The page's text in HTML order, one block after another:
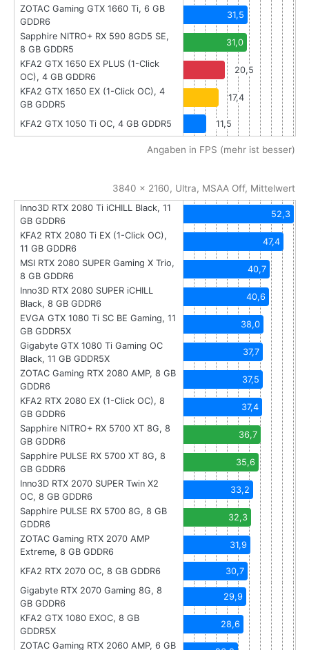
ZOTAC Gaming GTX 1660 Ti, 6 GB
GDDR6
31,5
Sapphire NITRO+ RX 590 8GD5 SE,
8 GB GDDR5
31,0
KFA2 GTX 1650 EX PLUS (1-Click
OC), 4 GB GDDR6
20,5
KFA2 GTX 1650 EX (1-Click OC), 4
GB GDDR5
17,4
KFA2 GTX 1050 Ti OC, 4 GB GDDR5 11,5
Angaben in FPS (mehr ist besser)
3840 x 2160, Ultra, MSAA Off, Mittelwert
Inno3D RTX 2080 Ti iCHILL Black, 11
GB GDDR6
52,3
KFA2 RTX 2080 Ti EX (1-Click OC),
11 GB GDDR6
47,4
MSI RTX 2080 SUPER Gaming X Trio,
8 GB GDDR6
40,7
Inno3D RTX 2080 SUPER iCHILL
Black, 8 GB GDDR6
40,6
EVGA GTX 1080 Ti SC BE Gaming, 11
GB GDDR5X
38,0
Gigabyte GTX 1080 Ti Gaming OC
Black, 11 GB GDDR5X
37,7
ZOTAC Gaming RTX 2080 AMP, 8 GB
GDDR6
37,5
KFA2 RTX 2080 EX (1-Click OC), 8
GB GDDR6
37,4
Sapphire NITRO+ RX 5700 XT 8G, 8
GB GDDR6
36,7
Sapphire PULSE RX 5700 XT 8G, 8
GB GDDR6
35,6
Inno3D RTX 2070 SUPER Twin X2
OC, 8 GB GDDR6
33,2
Sapphire PULSE RX 5700 8G, 8 GB
GDDR6
32,3
ZOTAC Gaming RTX 2070 AMP
Extreme, 8 GB GDDR6
31,9
KFA2 RTX 2070 OC, 8 GB GDDR6
30,7
Gigabyte RTX 2070 Gaming 8G, 8
GB GDDR6
29,9
KFA2 GTX 1080 EXOC, 8 GB
GDDR5X
28,6
ZOTAC Gaming RTX 2060 AMP, 6 GB